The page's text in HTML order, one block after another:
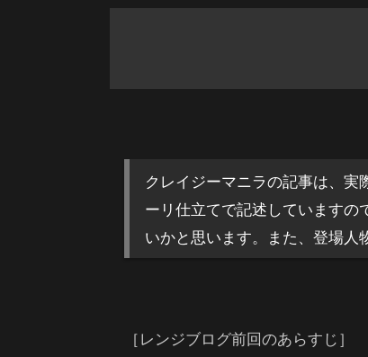
クレイジーマニラの記事は、実
ーリ仕立てで記述していますの
いかと思います。また、登場人
［レンジブログ前回のあらすじ］